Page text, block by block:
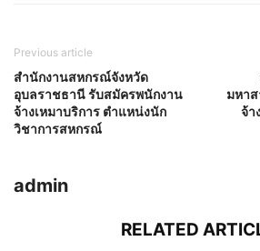
Previous article
สำนักงานสหกรณ์จังหวัด
อุบลราชธานี รับสมัครพนักงาน
จ้างเหมาบริการ ตำแหน่งนัก
วิชาการสหกรณ์
มหา
จ้า
admin
RELATED